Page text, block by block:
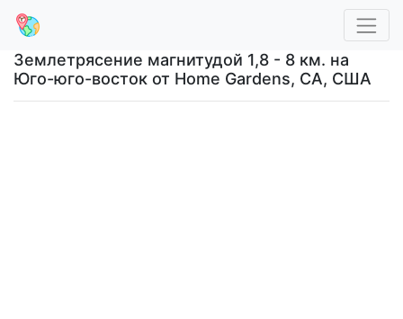
Землетрясение магнитудой 1,8 - 8 км. на
Юго-юго-восток от Home Gardens, CA, США